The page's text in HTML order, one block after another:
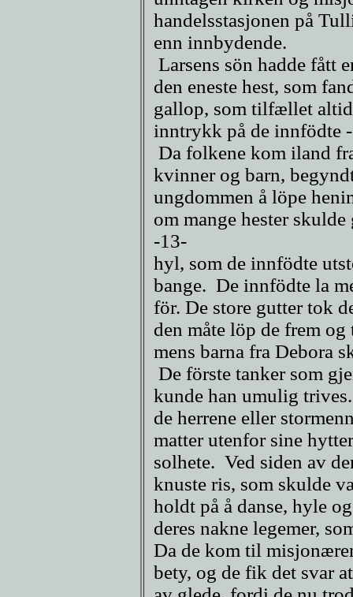
handelsstasjonen på
enn innbydende.
Larsens sön hadde fått
den eneste hest, som
gallop, som tilfællet
inntrykk på de innfödte
Da folkene kom iland
kvinner og barn,
ungdommen å löpe
om mange hester
-13-
hyl, som de innfödte
bange. De innfödte la
för. De store gutter tok
den måte löp de frem
mens barna fra Debora
De förste tanker som
kunde han umulig
de herrene eller
matter utenfor sine
solhete. Ved siden av
knuste ris, som skulde
holdt på å danse, hyle
deres nakne legemer,
Da de kom til
bety, og de fik det svar